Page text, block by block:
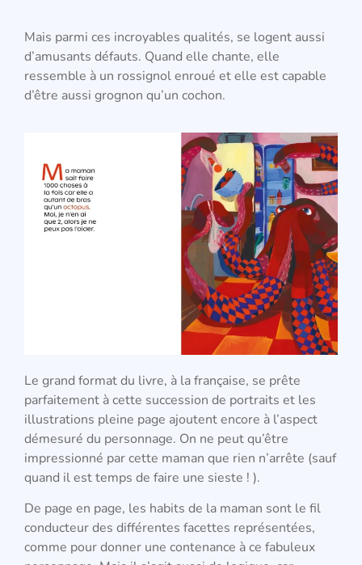
Mais parmi ces incroyables qualités, se logent aussi
d’amusants défauts. Quand elle chante, elle
ressemble à un rossignol enroué et elle est capable
d’être aussi grognon qu’un cochon.
Le grand format du livre, à la française, se prête
parfaitement à cette succession de portraits et les
illustrations pleine page ajoutent encore à l’aspect
démesuré du personnage. On ne peut qu’être
impressionné par cette maman que rien n’arrête (sauf
quand il est temps de faire une sieste ! ).
De page en page, les habits de la maman sont le fil
conducteur des différentes facettes représentées,
comme pour donner une contenance à ce fabuleux